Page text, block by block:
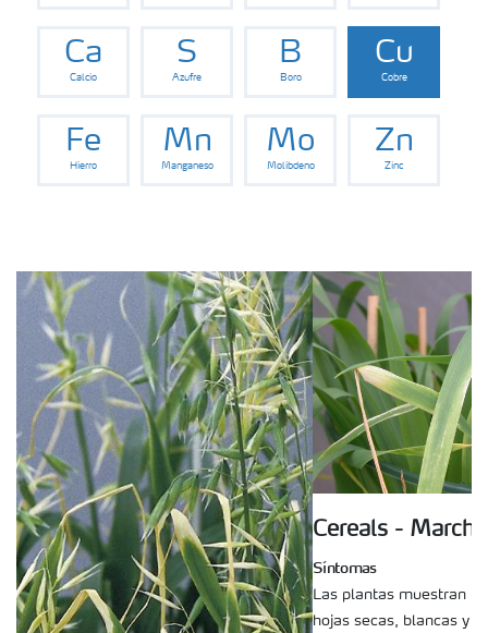
Soluciones por cultivos
Ca
Calcio
S
Azufre
B
Boro
Cu
Cobre
Fe
Hierro
Mn
Manganeso
Mo
Molibdeno
Zn
Zinc
Cereals -
Síntomas
Las plantas muestran
hojas secas, blancas y